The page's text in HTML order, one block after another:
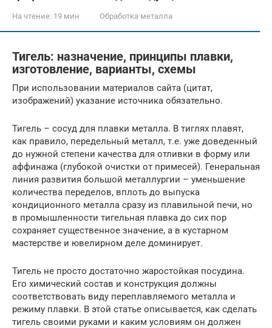
На чтение: 19 мин Обработка металла
Тигель: назначение, принципы плавки,
изготовление, варианты, схемы
При использовании материалов сайта (цитат,
изображений) указание источника обязательно.
Тигель – сосуд для плавки металла. В тиглях плавят,
как правило, передельный металл, т.е. уже доведенный
до нужной степени качества для отливки в форму или
аффинажа (глубокой очистки от примесей). Генеральная
линия развития большой металлургии – уменьшение
количества переделов, вплоть до выпуска
кондиционного металла сразу из плавильной печи, но
в промышленности тигельная плавка до сих пор
сохраняет существенное значение, а в кустарном
мастерстве и ювелирном деле доминирует.
Тигель не просто достаточно жаростойкая посудина.
Его химический состав и конструкция должны
соответствовать виду переплавляемого металла и
режиму плавки. В этой статье описывается, как сделать
тигель своими руками и каким условиям он должен